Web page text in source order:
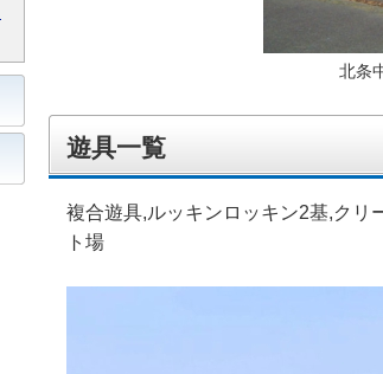
北条
遊具一覧
複合遊具,ルッキンロッキン2基,クリ
ト場